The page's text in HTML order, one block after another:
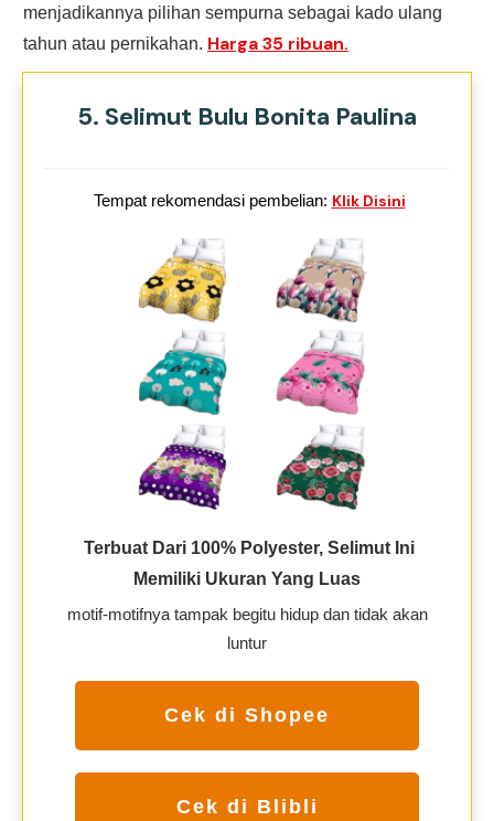
menjadikannya pilihan sempurna sebagai kado ulang
tahun atau pernikahan. Harga 35 ribuan.
5. Selimut Bulu Bonita Paulina
Tempat rekomendasi pembelian: Klik Disini
Terbuat Dari 100% Polyester, Selimut Ini
Memiliki Ukuran Yang Luas
motif-motifnya tampak begitu hidup dan tidak akan
luntur
Cek di Shopee
Cek di Blibli